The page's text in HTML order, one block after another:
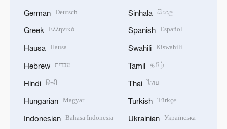
German Deutsch
Greek Ελληνικά
Hausa Hausa
Hebrew עברית
Hindi हिन्दी
Hungarian Magyar
Indonesian Bahasa Indonesia
Sinhala සිංහල
Spanish Español
Swahili Kiswahili
Tamil தமிழ்
Thai ไทย
Turkish Türkçe
Ukrainian Українська